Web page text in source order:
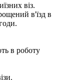
віз.
в'їзд в
в роботу